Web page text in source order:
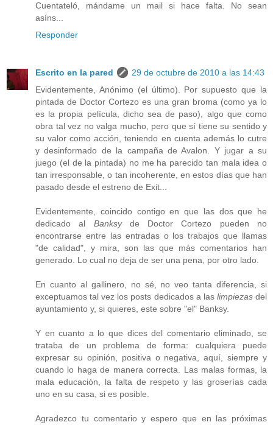
Cuentateló, mándame un mail si hace falta. No sean
asíns...
Responder
Escrito en la pared
29 de octubre de 2010 a las 14:43
Evidentemente, Anónimo (el último). Por supuesto que la
pintada de Doctor Cortezo es una gran broma (como ya lo
es la propia película, dicho sea de paso), algo que como
obra tal vez no valga mucho, pero que sí tiene su sentido y
su valor como acción, teniendo en cuenta además lo cutre
y desinformado de la campaña de Avalon. Y jugar a su
juego (el de la pintada) no me ha parecido tan mala idea o
tan irresponsable, o tan incoherente, en estos días que han
pasado desde el estreno de Exit...
Evidentemente, coincido contigo en que las dos que he
dedicado al Banksyde Doctor Cortezo pueden no
encontrarse entre las entradas o los trabajos que llamas
"de calidad", y mira, son las que más comentarios han
generado. Lo cual no deja de ser una pena, por otro lado.
En cuanto al gallinero, no sé, no veo tanta diferencia, si
exceptuamos tal vez los posts dedicados a las limpiezasdel
ayuntamiento y, si quieres, este sobre "el" Banksy.
Y en cuanto a lo que dices del comentario eliminado, se
trataba de un problema de forma: cualquiera puede
expresar su opinión, positiva o negativa, aquí, siempre y
cuando lo haga de manera correcta. Las malas formas, la
mala educación, la falta de respeto y las groserías cada
uno en su casa, si es posible.
Agradezco tu comentario y espero que en las próximas